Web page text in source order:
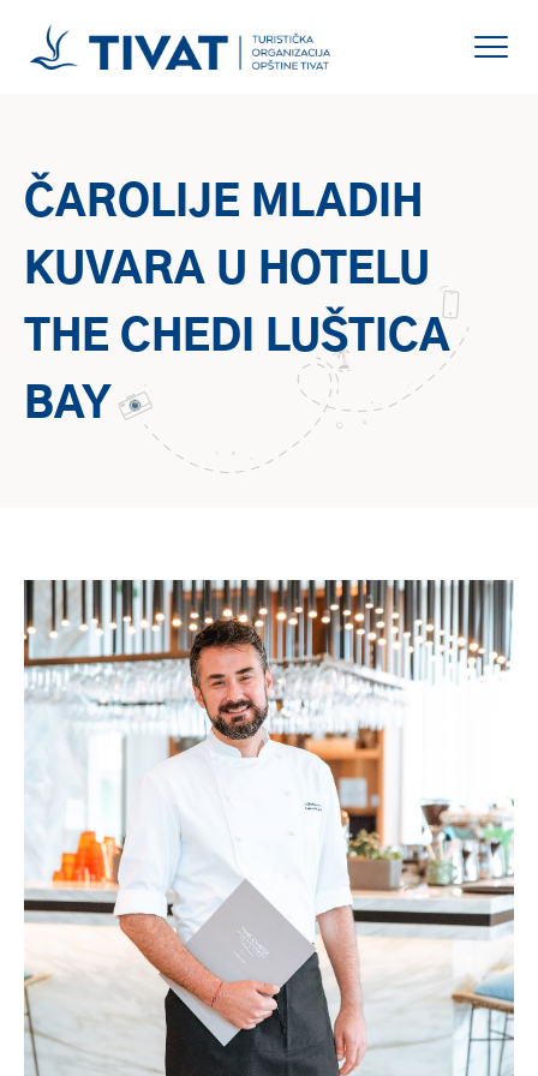
ČAROLIJE MLADIH
KUVARA U HOTELU
THE CHEDI LUŠTICA
BAY